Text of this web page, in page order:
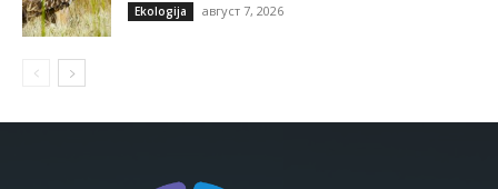
Ekologija август 7, 2026